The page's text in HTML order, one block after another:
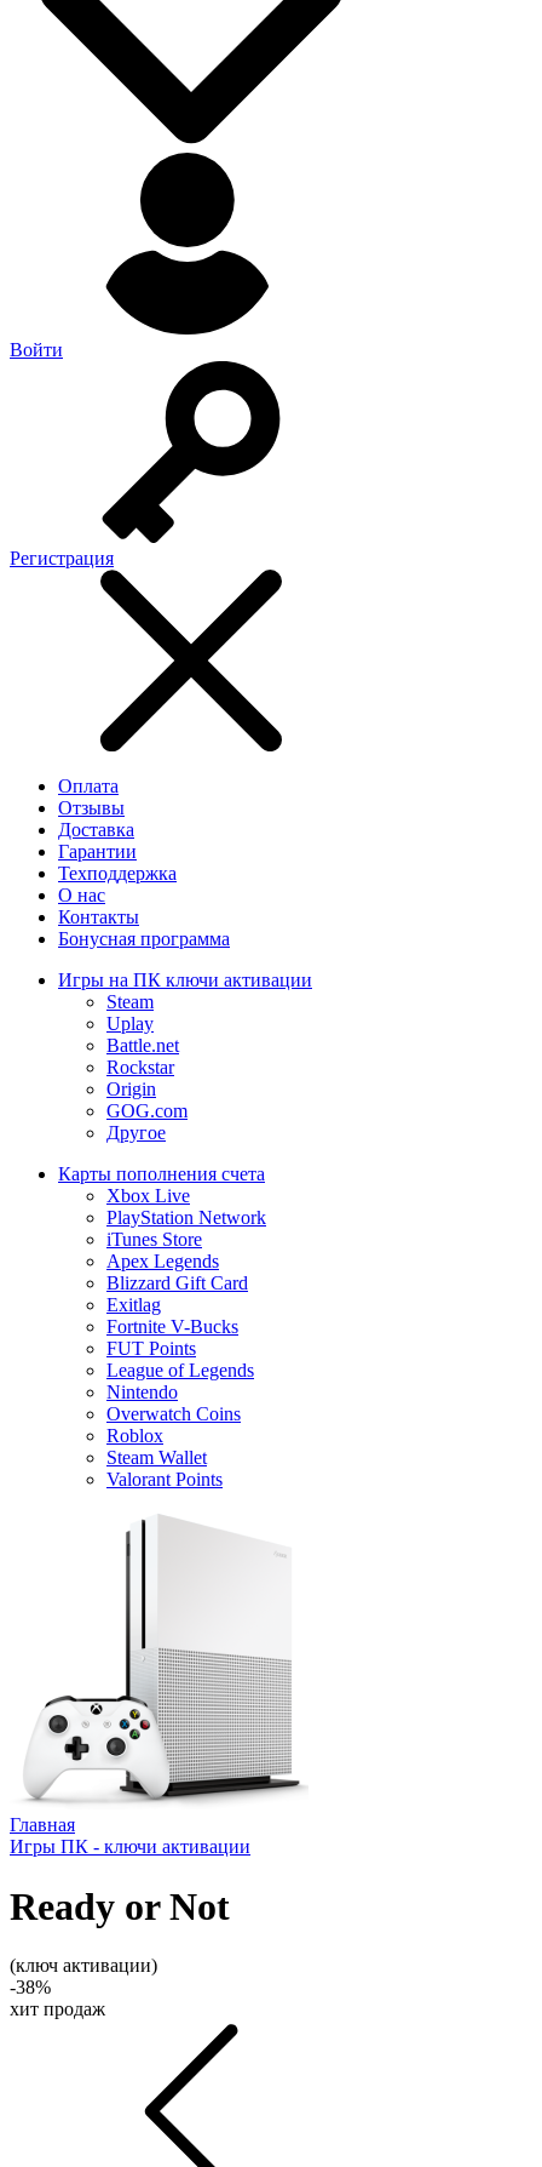
Войти
Регистрация
Оплата
Отзывы
Доставка
Гарантии
Техподдержка
О нас
Контакты
Бонусная программа
Игры на ПК ключи активации
Steam
Uplay
Battle.net
Rockstar
Origin
GOG.com
Другое
Карты пополнения счета
Xbox Live
PlayStation Network
iTunes Store
Apex Legends
Blizzard Gift Card
Exitlag
Fortnite V-Bucks
FUT Points
League of Legends
Nintendo
Overwatch Coins
Roblox
Steam Wallet
Valorant Points
Главная
Игры ПК - ключи активации
Ready or Not
(ключ активации)
-38%
хит продаж